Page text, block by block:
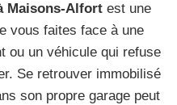
Maisons-Alfortest une
vous faites face à une
ou un véhicule qui refuse
Se retrouver immobilisé
son propre garage peut